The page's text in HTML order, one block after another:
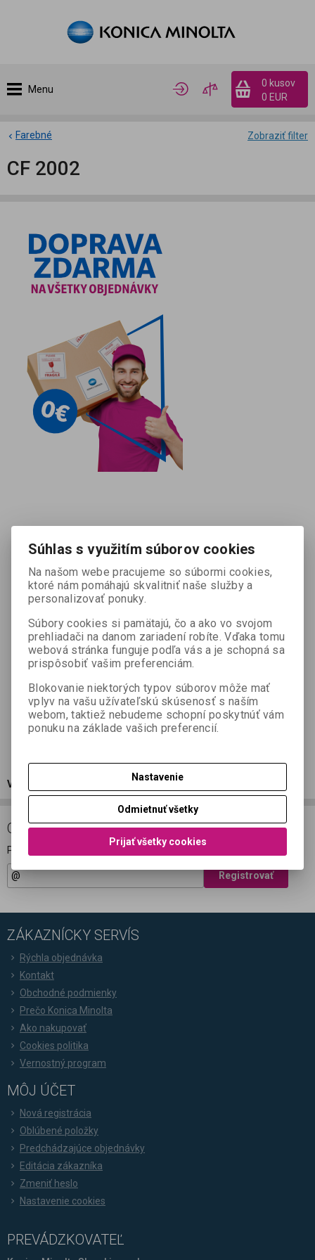
Menu
0 kusov
0 EUR
Zobraziť filter
Farebné
CF 2002
Výpredaj použitých zariadení za neskutočné ceny
ODBER NOVINIEK
Prihláste sa k odberu noviniek
Registrovať
ZÁKAZNÍCKY SERVÍS
Rýchla objednávka
Kontakt
Obchodné podmienky
Prečo Konica Minolta
Ako nakupovať
Cookies politika
Vernostný program
MÔJ ÚČET
Nová registrácia
Oblúbené položky
Predchádzajúce objednávky
Editácia zákazníka
Zmeniť heslo
Nastavenie cookies
PREVÁDZKOVATEĽ
Súhlas s využitím súborov cookies
Na našom webe pracujeme so súbormi cookies,
ktoré nám pomáhajú skvalitniť naše služby a
personalizovať ponuky.
Súbory cookies si pamätajú, čo a ako vo svojom
prehliadači na danom zariadení robíte. Vďaka tomu
webová stránka funguje podľa vás a je schopná sa
prispôsobiť vašim preferenciám.
Blokovanie niektorých typov súborov môže mať
vplyv na vašu užívateľskú skúsenosť s naším
webom, taktiež nebudeme schopní poskytnúť vám
ponuku na základe vašich preferencií.
Nastavenie
Odmietnuť všetky
Prijať všetky cookies